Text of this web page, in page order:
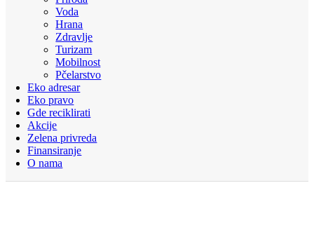
Voda
Hrana
Zdravlje
Turizam
Mobilnost
Pčelarstvo
Eko adresar
Eko pravo
Gde reciklirati
Akcije
Zelena privreda
Finansiranje
O nama